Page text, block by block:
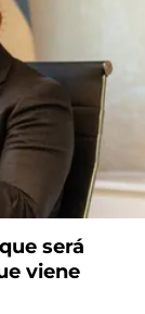
será
viene